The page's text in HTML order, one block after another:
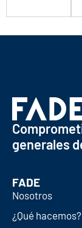
generales
FADE
Nosotros
¿Qué hacemos?